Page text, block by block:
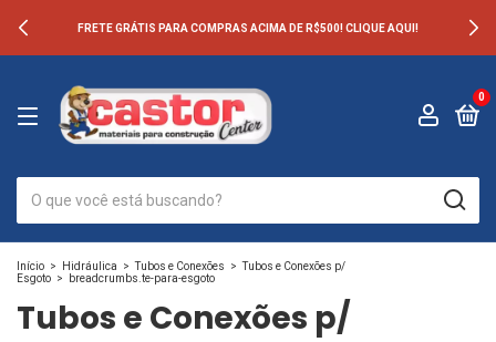
FRETE GRÁTIS PARA COMPRAS ACIMA DE R$500! CLIQUE AQUI!
0
Início > Hidráulica > Tubos e Conexões > Tubos e Conexões p/
Esgoto > breadcrumbs.te-para-esgoto
Tubos e Conexões p/